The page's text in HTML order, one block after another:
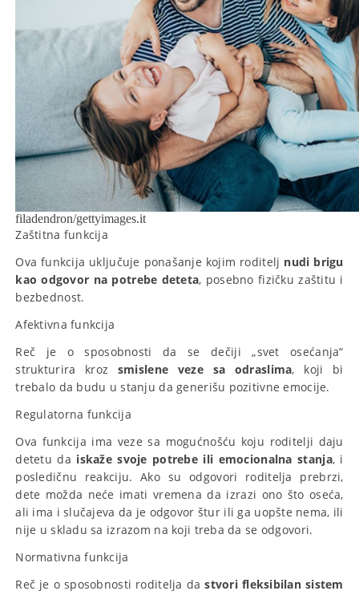
filadendron/gettyimages.it
Zaštitna funkcija
Ova funkcija uključuje ponašanje kojim roditelj nudi brigu
kao odgovor na potrebe deteta, posebno fizičku zaštitu i
bezbednost.
Afektivna funkcija
Reč je o sposobnosti da se dečiji „svet osećanja“
strukturira kroz smislene veze sa odraslima, koji bi
trebalo da budu u stanju da generišu pozitivne emocije.
Regulatorna funkcija
Ova funkcija ima veze sa mogućnošću koju roditelji daju
detetu da iskaže svoje potrebe ili emocionalna stanja, i
posledičnu reakciju. Ako su odgovori roditelja prebrzi,
dete možda neće imati vremena da izrazi ono što oseća,
ali ima i slučajeva da je odgovor štur ili ga uopšte nema, ili
nije u skladu sa izrazom na koji treba da se odgovori.
Normativna funkcija
Reč je o sposobnosti roditelja dastvori fleksibilan sistem